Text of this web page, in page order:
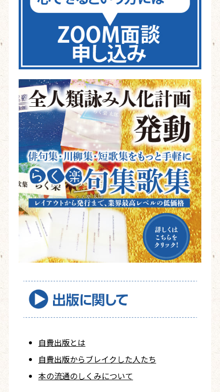
自費出版とは
自費出版からブレイクした人たち
本の流通のしくみについて